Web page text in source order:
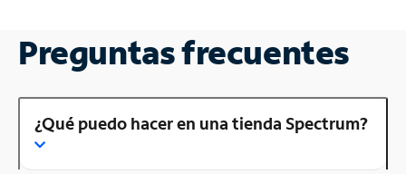
Preguntas frecuentes
¿Qué puedo hacer en una tienda Spectrum?